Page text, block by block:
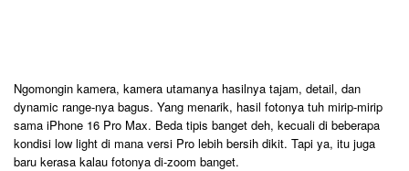
Ngomongin kamera, kamera utamanya hasilnya tajam, detail, dan
dynamic range-nya bagus. Yang menarik, hasil fotonya tuh mirip-mirip
sama iPhone 16 Pro Max. Beda tipis banget deh, kecuali di beberapa
kondisi low light di mana versi Pro lebih bersih dikit. Tapi ya, itu juga
baru kerasa kalau fotonya di-zoom banget.